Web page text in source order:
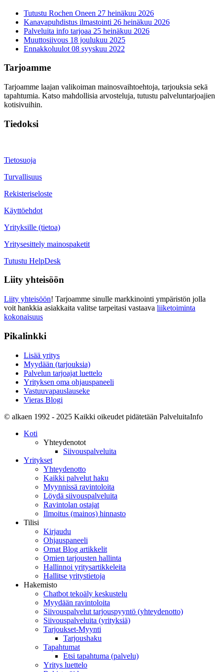
Tutustu Rochen Oneen 27 heinäkuu 2026
Kanavapuhdistus ilmastointi 26 heinäkuu 2026
Palveluita info tarjoaa 25 heinäkuu 2026
Muuttosiivous 18 joulukuu 2025
Ennakkoluulot 08 syyskuu 2022
Tarjoamme
Tarjoamme laajan valikoiman mainosvaihtoehtoja, tarjouksia sekä
tapahtumia. Katso mahdollisia arvosteluja, tutustu palveluntarjoajien
kotisivuihin.
Tiedoksi
Tietosuoja
Turvallisuus
Rekisteriseloste
Käyttöehdot
Yrityksille (tietoa)
Yritysesittely mainospaketit
Tutustu HelpDesk
Liity yhteisöön
Liity yhteisöön! Tarjoamme sinulle markkinointi ympäristön jolla
voit hankkia asiakkaita valitse tarpeitasi vastaava liiketoiminta
kokonaisuus
Pikalinkki
Lisää yritys
Myydään (tarjouksia)
Palvelun tarjoajat luettelo
Yrityksen oma ohjauspaneeli
Vastuuvapauslauseke
Vieras Blogi
© alkaen 1992 - 2025 Kaikki oikeudet pidätetään PalveluitaInfo
Koti
Yhteydenotot
Siivouspalveluita
Yritykset
Yhteydenotto
Kaikki palvelut haku
Myynnissä ravintoloita
Löydä siivouspalveluita
Ravintolan ostajat
Ilmoitus (mainos) hinnasto
Tilisi
Kirjaudu
Ohjauspaneeli
Omat Blog artikkelit
Omien tarjousten hallinta
Hallinnoi yritysartikkeleita
Hallitse yritystietoja
Hakemisto
Chatbot tekoäly keskustelu
Myydään ravintoloita
Siivouspalvelut tarjouspyyntö (yhteydenotto)
Siivouspalveluita (yrityksiä)
Tarjoukset-Myynti
Tarjoushaku
Tapahtumat
Etsi tapahtuma (palvelu)
Yritys luettelo